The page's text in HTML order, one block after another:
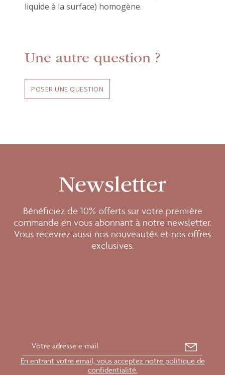
liquide à la surface) homogène.
Une autre question ?
POSER UNE QUESTION
Newsletter
Bénéficiez de 10% offerts sur votre première
commande en vous abonnant à notre newsletter.
Vous recevrez aussi nos nouveautés et nos offres
exclusives.
En entrant votre email, vous acceptez notre politique de
confidentialité.